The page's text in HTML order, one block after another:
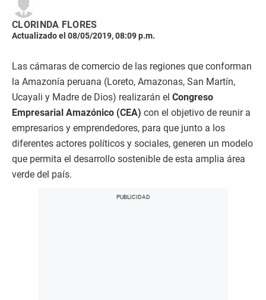
CLORINDA FLORES
Actualizado el 08/05/2019, 08:09 p.m.
Las cámaras de comercio de las regiones que conforman
la Amazonía peruana (Loreto, Amazonas, San Martín,
Ucayali y Madre de Dios) realizarán el Congreso
Empresarial Amazónico (CEA) con el objetivo de reunir a
empresarios y emprendedores, para que junto a los
diferentes actores políticos y sociales, generen un modelo
que permita el desarrollo sostenible de esta amplia área
verde del país.